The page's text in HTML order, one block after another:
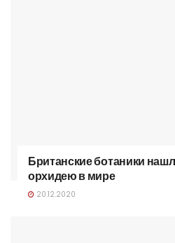
Британские ботаники
орхидею в мире
20.12.2020